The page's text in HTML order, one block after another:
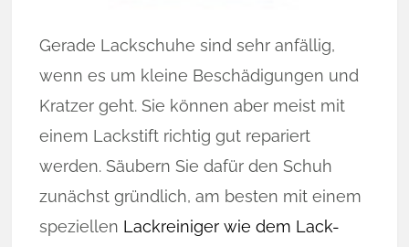
Gerade Lackschuhe sind sehr anfällig,
wenn es um kleine Beschädigungen und
Kratzer geht. Sie können aber meist mit
einem Lackstift richtig gut repariert
werden. Säubern Sie dafür den Schuh
zunächst gründlich, am besten mit einem
speziellen Lackreiniger wie dem Lack-